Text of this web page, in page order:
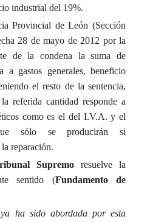
industrial del 19%.
Provincial de León (Sección
28 de mayo de 2012 por la
de la condena la suma de
a gastos generales, beneficio
el resto de la sentencia,
referida cantidad responde a
como es el del I.V.A. y el
sólo se producirán si
reparación.
Supremo resuelve la
sentido (Fundamento de
ha sido abordada por esta